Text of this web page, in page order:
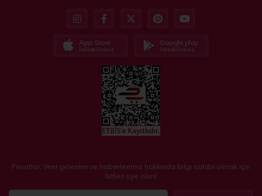
App Store
İndirebilirsiniz
Google play
İndirebilirsiniz
Fırsatlar, Yeni gelenler ve haberlerimiz hakkında bilgi sahibi olmak için
lütfen üye olun!